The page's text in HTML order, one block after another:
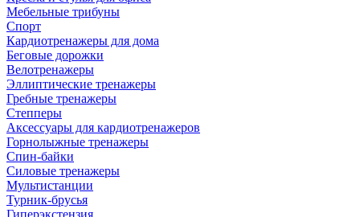
Мебельные трибуны
Спорт
Кардиотренажеры для дома
Беговые дорожки
Велотренажеры
Эллиптические тренажеры
Гребные тренажеры
Степперы
Аксессуары для кардиотренажеров
Горнолыжные тренажеры
Спин-байки
Силовые тренажеры
Мультистанции
Турник-брусья
Гиперэкстензия